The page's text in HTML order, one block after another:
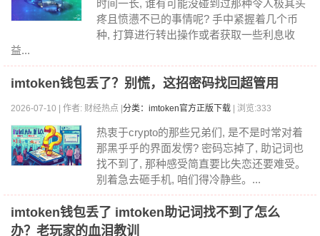
时间一长, 谁有可能没碰到过那种令人极其头
疼且愤懑不已的事情呢? 手中紧握着几个币
种, 打算进行转出操作或者获取一些利息收
益...
imtoken钱包丢了？别慌，这招密码找回超管用
2026-07-10 | 作者: 财经热点 | 分类：imtoken官方正版下载 | 浏览:333
热衷于crypto的那些兄弟们, 是不是时常对着
那黑乎乎的界面发愣? 密码忘掉了, 助记词也
找不到了, 那种感受简直要比失恋还要难受。
别着急去砸手机, 咱们得冷静些。...
imtoken钱包丢了 imtoken助记词找不到了怎么
办？老玩家的血泪教训